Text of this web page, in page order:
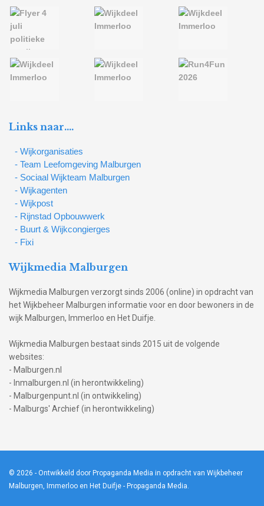
Links naar….
- Wijkorganisaties
- Team Leefomgeving Malburgen
- Sociaal Wijkteam Malburgen
- Wijkagenten
- Wijkpost
- Rijnstad Opbouwwerk
- Buurt & Wijkcongierges
- Fixi
Wijkmedia Malburgen
Wijkmedia Malburgen verzorgt sinds 2006 (online) in opdracht van
het Wijkbeheer Malburgen informatie voor en door bewoners in de
wijk Malburgen, Immerloo en Het Duifje.
Wijkmedia Malburgen bestaat sinds 2015 uit de volgende
websites:
- Malburgen.nl
- Inmalburgen.nl (in herontwikkeling)
- Malburgenpunt.nl (in ontwikkeling)
- Malburgs' Archief (in herontwikkeling)
© 2026 - Ontwikkeld door Propaganda Media in opdracht van Wijkbeheer
Malburgen, Immerloo en Het Duifje - Propaganda Media.